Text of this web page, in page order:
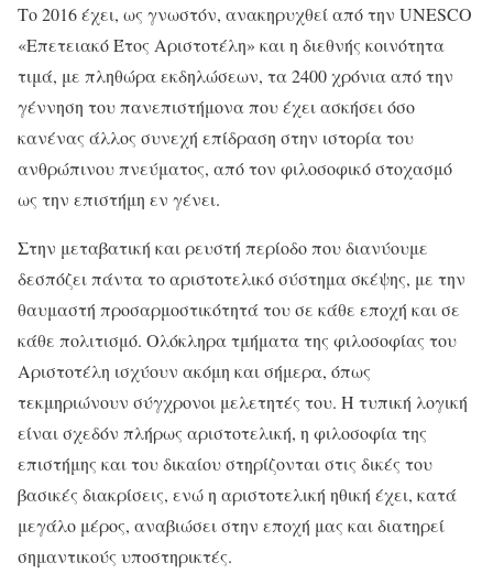
Το 2016 έχει, ως γνωστόν, ανακηρυχθεί από την UNESCO
«Επετειακό Έτος Αριστοτέλη» και η διεθνής κοινότητα
τιμά, με πληθώρα εκδηλώσεων, τα 2400 χρόνια από την
γέννηση του πανεπιστήμονα που έχει ασκήσει όσο
κανένας άλλος συνεχή επίδραση στην ιστορία του
ανθρώπινου πνεύματος, από τον φιλοσοφικό στοχασμό
ως την επιστήμη εν γένει.
Στην μεταβατική και ρευστή περίοδο που διανύουμε
δεσπόζει πάντα το αριστοτελικό σύστημα σκέψης, με την
θαυμαστή προσαρμοστικότητά του σε κάθε εποχή και σε
κάθε πολιτισμό. Ολόκληρα τμήματα της φιλοσοφίας του
Αριστοτέλη ισχύουν ακόμη και σήμερα, όπως
τεκμηριώνουν σύγχρονοι μελετητές του. Η τυπική λογική
είναι σχεδόν πλήρως αριστοτελική, η φιλοσοφία της
επιστήμης και του δικαίου στηρίζονται στις δικές του
βασικές διακρίσεις, ενώ η αριστοτελική ηθική έχει, κατά
μεγάλο μέρος, αναβιώσει στην εποχή μας και διατηρεί
σημαντικούς υποστηρικτές.